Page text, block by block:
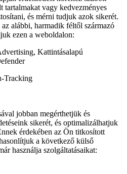
tartalmakat vagy kedvezményes
és mérni tudjuk azok sikerét.
alábbi, harmadik féltől származó
ezen a weboldalon:
Kattintásalapú
Tracking
jobban megérthetjük és
sikerét, és optimalizálhatjuk
érdekében az Ön titkosított
a következő külső
használja szolgáltatásaikat: